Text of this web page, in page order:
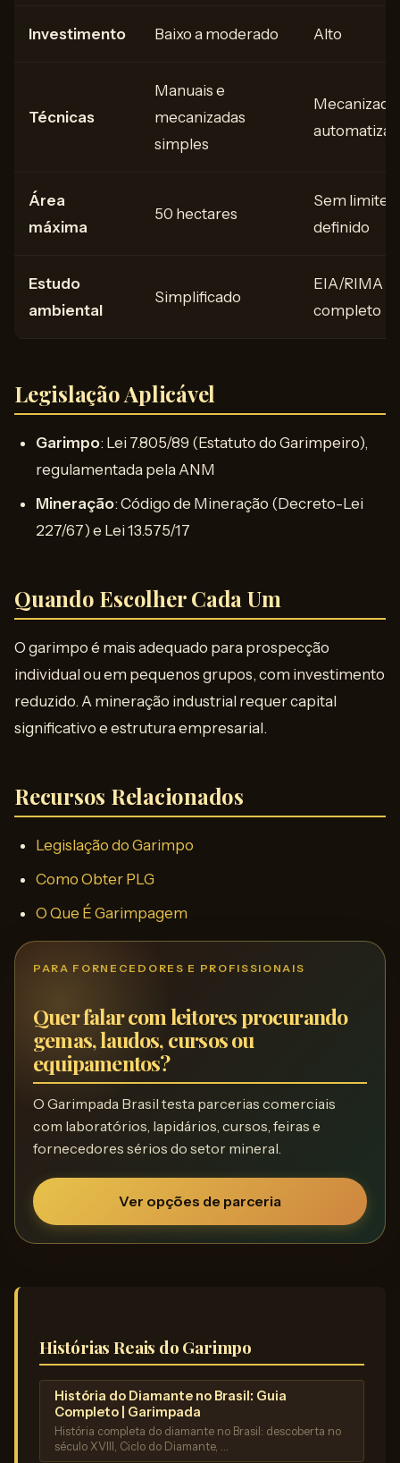
Investimento Baixo a moderado Alto
Técnicas
Manuais e
mecanizadas
simples
Área
máxima
50 hectares
Sem limite
definido
Estudo
ambiental
Simplificado
EIA/RIMA
completo
Legislação Aplicável
Garimpo: Lei 7.805/89 (Estatuto do Garimpeiro),
regulamentada pela ANM
Mineração: Código de Mineração (Decreto-Lei
227/67) e Lei 13.575/17
Quando Escolher Cada Um
O garimpo é mais adequado para prospecção
individual ou em pequenos grupos, com investimento
reduzido. A mineração industrial requer capital
significativo e estrutura empresarial.
Recursos Relacionados
Legislação do Garimpo
Como Obter PLG
O Que É Garimpagem
PARA FORNECEDORES E PROFISSIONAIS
Quer falar com leitores procurando
gemas, laudos, cursos ou
equipamentos?
O Garimpada Brasil testa parcerias comerciais
com laboratórios, lapidários, cursos, feiras e
fornecedores sérios do setor mineral.
Ver opções de parceria
Histórias Reais do Garimpo
História do Diamante no Brasil: Guia
Completo | Garimpada
História completa do diamante no Brasil: descoberta no
século XVIII, Ciclo do Diamante, …